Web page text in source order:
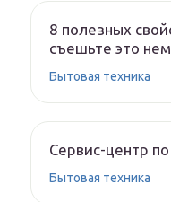
8 полезных
съешьте это
Бытовая техника
Сервис-центр
Бытовая техника